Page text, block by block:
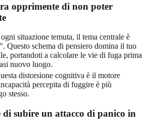
opprimente di non poter
situazione temuta, il tema centrale è
Questo schema di pensiero domina il tuo
portandoti a calcolare le vie di fuga prima
nuovo luogo.
distorsione cognitiva è il motore
percepita di fuggire è più
stesso.
di subire un attacco di panico in